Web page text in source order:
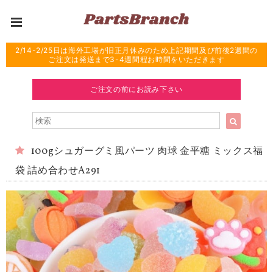
2/14-2/25日は海外工場が旧正月休みのため上記期間及び前後2週間の
ご注文は発送まで3-4週間程お時間をいただきます
ご注文の前にお読み下さい
100gシュガーグミ風パーツ 肉球 金平糖 ミックス福
袋 詰め合わせA291